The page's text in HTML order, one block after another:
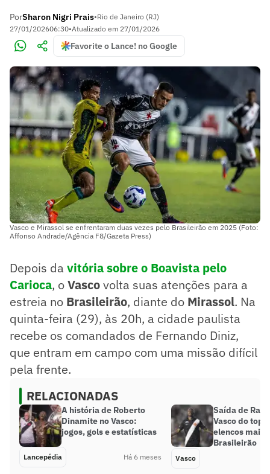
PorSharon Nigri Prais•Rio de Janeiro (RJ)
27/01/202606:30•Atualizado em 27/01/2026
Favorite o Lance! no Google
Vasco e Mirassol se enfrentaram duas vezes pelo Brasileirão em 2025 (Foto:
Affonso Andrade/Agência F8/Gazeta Press)
Depois da vitória sobre o Boavista pelo
Carioca, oVascovolta suas atenções para a
estreia no Brasileirão, diante do Mirassol. Na
quinta-feira (29), às 20h, a cidade paulista
recebe os comandados de Fernando Diniz,
que entram em campo com uma missão difícil
pela frente.
RELACIONADAS
A história de Roberto
Dinamite no Vasco:
jogos, gols e estatísticas
Lancepédia Há 6 meses
Saída de
Vasco do top
elencos mais
Brasileirão
Vasco